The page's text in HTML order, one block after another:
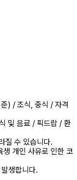
) / 조식, 중식 / 자격
및 음료 / 픽드랍 / 환
질 수 있습니다.
생 개인 사유로 인한 코
생합니다.